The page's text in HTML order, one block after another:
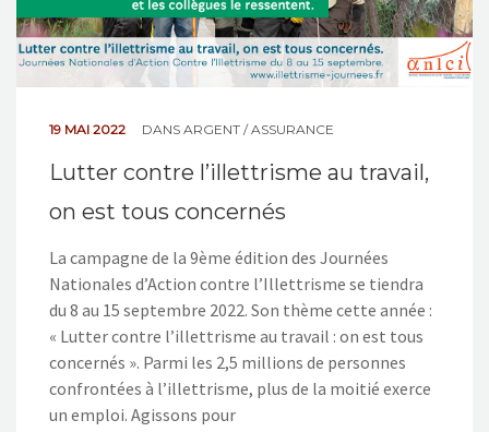
19 MAI 2022 DANS ARGENT / ASSURANCE
Lutter contre l’illettrisme au travail,
on est tous concernés
La campagne de la 9ème édition des Journées
Nationales d’Action contre l’Illettrisme se tiendra
du 8 au 15 septembre 2022. Son thème cette année :
« Lutter contre l’illettrisme au travail : on est tous
concernés ». Parmi les 2,5 millions de personnes
confrontées à l’illettrisme, plus de la moitié exerce
un emploi. Agissons pour